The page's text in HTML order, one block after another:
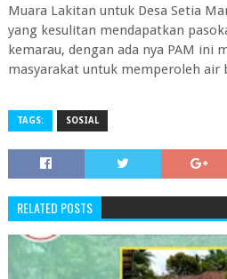
Muara Lakitan untuk Desa Setia
yang kesulitan mendapatkan
kemarau, dengan ada nya PAM ini
masyarakat untuk memperoleh air
TAGS: SOSIAL
RELATED POSTS